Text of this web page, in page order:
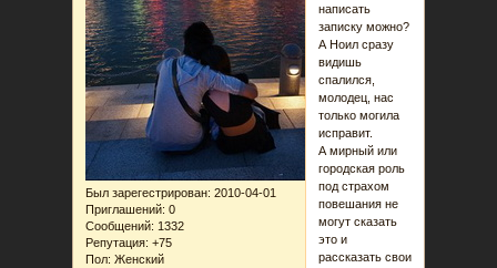
Был зарегестрирован: 2010-04-01
Приглашений: 0
Сообщений: 1332
Репутация: +75
Пол: Женский
написать
записку можно?
А Ноил сразу
видишь
спалился,
молодец, нас
только могила
исправит.
А мирный или
городская роль
под страхом
повешания не
могут сказать
это и
рассказать свои